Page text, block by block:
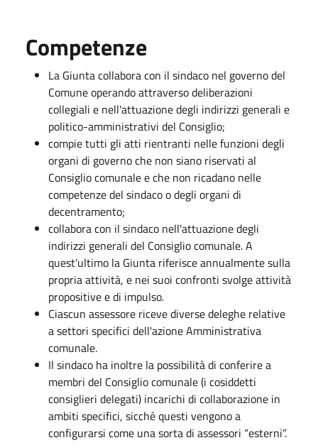
Competenze
La Giunta collabora con il sindaco nel governo del
Comune operando attraverso deliberazioni
collegiali e nell'attuazione degli indirizzi generali e
politico-amministrativi del Consiglio;
compie tutti gli atti rientranti nelle funzioni degli
organi di governo che non siano riservati al
Consiglio comunale e che non ricadano nelle
competenze del sindaco o degli organi di
decentramento;
collabora con il sindaco nell'attuazione degli
indirizzi generali del Consiglio comunale. A
quest’ultimo la Giunta riferisce annualmente sulla
propria attività, e nei suoi confronti svolge attività
propositive e di impulso.
Ciascun assessore riceve diverse deleghe relative
a settori specifici dell'azione Amministrativa
comunale.
Il sindaco ha inoltre la possibilità di conferire a
membri del Consiglio comunale (i cosiddetti
consiglieri delegati) incarichi di collaborazione in
ambiti specifici, sicché questi vengono a
configurarsi come una sorta di assessori “esterni”.